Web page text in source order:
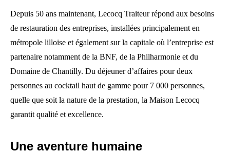
Depuis 50 ans maintenant, Lecocq Traiteur répond aux besoins
de restauration des entreprises, installées principalement en
métropole lilloise et également sur la capitale où l’entreprise est
partenaire notamment de la BNF, de la Philharmonie et du
Domaine de Chantilly. Du déjeuner d’affaires pour deux
personnes au cocktail haut de gamme pour 7 000 personnes,
quelle que soit la nature de la prestation, la Maison Lecocq
garantit qualité et excellence.
Une aventure humaine